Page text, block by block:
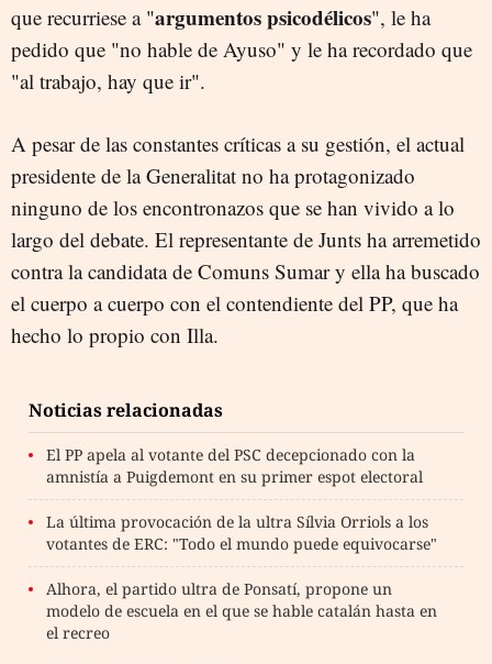
que recurriese a "argumentos psicodélicos", le ha
pedido que "no hable de Ayuso" y le ha recordado que
"al trabajo, hay que ir".
A pesar de las constantes críticas a su gestión, el actual
presidente de la Generalitat no ha protagonizado
ninguno de los encontronazos que se han vivido a lo
largo del debate. El representante de Junts ha arremetido
contra la candidata de Comuns Sumar y ella ha buscado
el cuerpo a cuerpo con el contendiente del PP, que ha
hecho lo propio con Illa.
Noticias relacionadas
El PP apela al votante del PSC decepcionado con la
amnistía a Puigdemont en su primer espot electoral
La última provocación de la ultra Sílvia Orriols a los
votantes de ERC: "Todo el mundo puede equivocarse"
Alhora, el partido ultra de Ponsatí, propone un
modelo de escuela en el que se hable catalán hasta en
el recreo